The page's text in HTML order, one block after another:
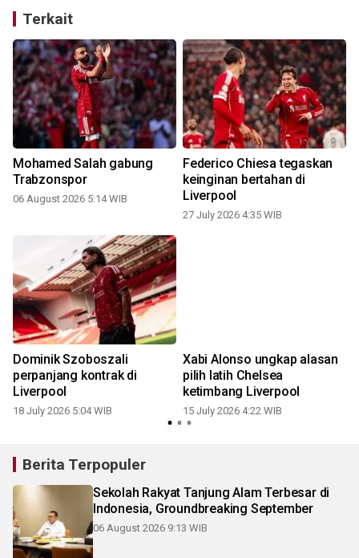
Terkait
Mohamed Salah gabung
Trabzonspor
06 August 2026 5:14 WIB
Federico Chiesa tegaskan
keinginan bertahan di
Liverpool
27 July 2026 4:35 WIB
Dominik Szoboszali
perpanjang kontrak di
Liverpool
18 July 2026 5:04 WIB
Xabi Alonso ungkap alasan
pilih latih Chelsea
ketimbang Liverpool
15 July 2026 4:22 WIB
Berita Terpopuler
Sekolah Rakyat Tanjung Alam Terbesar di
Indonesia, Groundbreaking September
06 August 2026 9:13 WIB